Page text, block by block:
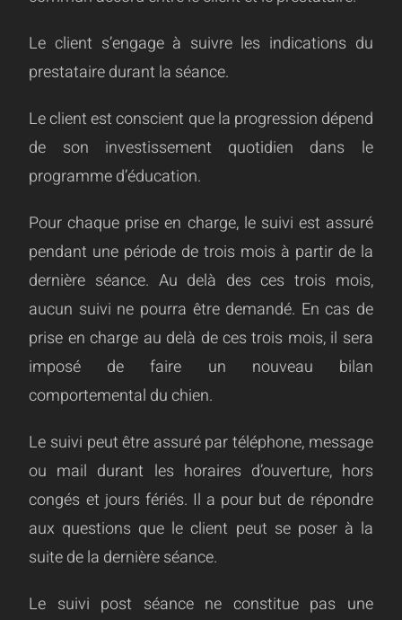
Le client s’engage à suivre les indications du
prestataire durant la séance.
Le client est conscient que la progression dépend
de son investissement quotidien dans le
programme d’éducation.
Pour chaque prise en charge, le suivi est assuré
pendant une période de trois mois à partir de la
dernière séance. Au delà des ces trois mois,
aucun suivi ne pourra être demandé. En cas de
prise en charge au delà de ces trois mois, il sera
imposé de faire un nouveau bilan
comportemental du chien.
Le suivi peut être assuré par téléphone, message
ou mail durant les horaires d’ouverture, hors
congés et jours fériés. Il a pour but de répondre
aux questions que le client peut se poser à la
suite de la dernière séance.
Le suivi post séance ne constitue pas une